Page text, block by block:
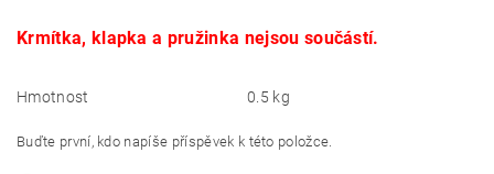
Krmítka, klapka a pružinka nejsou součástí.
Hmotnost 0.5 kg
Buďte první, kdo napíše příspěvek k této položce.